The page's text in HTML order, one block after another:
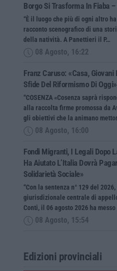
Borgo Si Trasforma In Fiaba –
“È il luogo che più di ogni altro
racconto scenografico di una
della natività. A Panettieri il P…
08 Agosto, 16:22
Franz Caruso: «Casa, Giovani
Sfide Del Riformismo Di Oggi»
“COSENZA «Cosenza saprà
alla raccolta firme promossa da
gli obiettivi che la animano
08 Agosto, 16:00
Fondi Migranti, I Legali Dopo
Ha Aiutato L’Italia Dovrà
Solidarietà Sociale»
“Con la sentenza n° 129 del
giurisdizionale centrale di
Conti, il 06 agosto 2026 ha
08 Agosto, 15:54
Edizioni provinciali